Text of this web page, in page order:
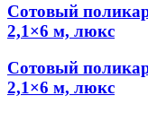
Сотовый
2,1×6 м, люкс
Сотовый
2,1×6 м, люкс